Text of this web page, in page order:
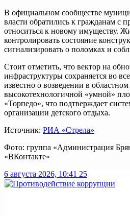
В официальном сообществе
власти обратились к гражданам с
относиться к новому имуществу.
контролировать состояние
сигнализировать о поломках и
Стоит отметить, что вектор на
инфраструктуры сохраняется во
известно о возведении в
высокотехнологичной «умной»
«Торпедо», что подтверждает
организации детского отдыха.
Источник: РИА «Стрела»
Фото: группа «Администрация
«ВКонтакте»
6 августа 2026, 10:41 25